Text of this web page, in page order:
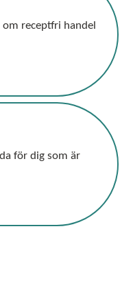
om receptfri handel
för dig som är